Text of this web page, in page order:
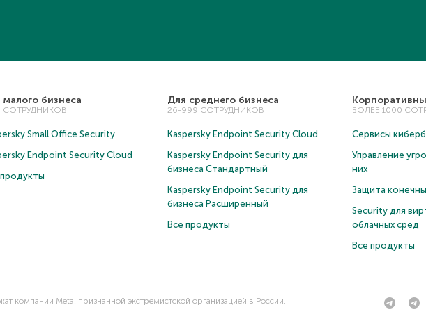
малого бизнеса
СОТРУДНИКОВ
Small Office Security
Endpoint Security Cloud
Для среднего бизнеса
26-999 СОТРУДНИКОВ
Kaspersky Endpoint Security Cloud
Kaspersky Endpoint Security для
бизнеса Cтандартный
Kaspersky Endpoint Security для
бизнеса Расширенный
Все продукты
БОЛЕЕ 1000
Сервисы
Управление
них
Защита
Security для
облачных сред
Все продукты
компании Meta, признанной экстремистской организацией в России.